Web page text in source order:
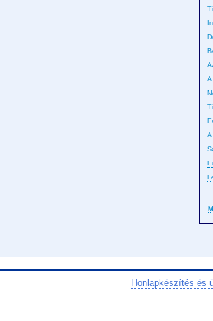
A
A
Honlapkészítés és